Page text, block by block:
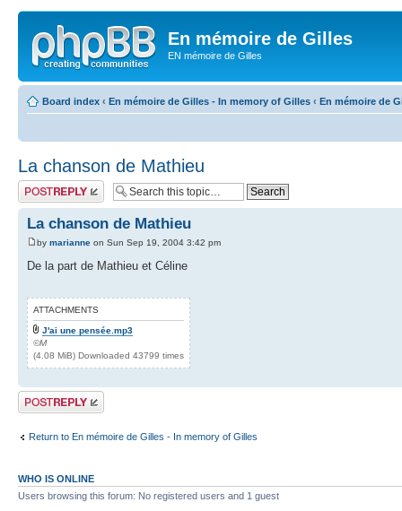
En mémoire de Gilles
EN mémoire de Gilles
Board index ‹ En mémoire de Gilles - In memory of Gilles ‹ En mémoire de
La chanson de Mathieu
Post a reply
La chanson de Mathieu
by marianne on Sun Sep 19, 2004 3:42 pm
De la part de Mathieu et Céline
ATTACHMENTS
J'ai une pensée.mp3
©M
(4.08 MiB) Downloaded 43799 times
Post a reply
Return to En mémoire de Gilles - In memory of Gilles
WHO IS ONLINE
Users browsing this forum: No registered users and 1 guest